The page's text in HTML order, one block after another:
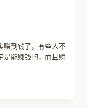
赚到钱了，有些人不
是能赚钱的，而且赚